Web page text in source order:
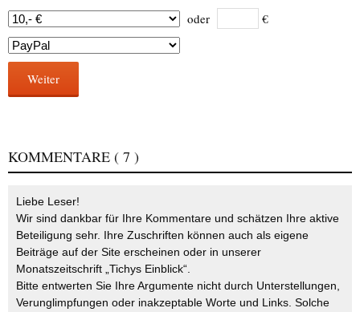
oder €
Weiter
KOMMENTARE ( 7 )
Liebe Leser!
Wir sind dankbar für Ihre Kommentare und schätzen Ihre aktive
Beteiligung sehr. Ihre Zuschriften können auch als eigene
Beiträge auf der Site erscheinen oder in unserer
Monatszeitschrift „Tichys Einblick“.
Bitte entwerten Sie Ihre Argumente nicht durch Unterstellungen,
Verunglimpfungen oder inakzeptable Worte und Links. Solche